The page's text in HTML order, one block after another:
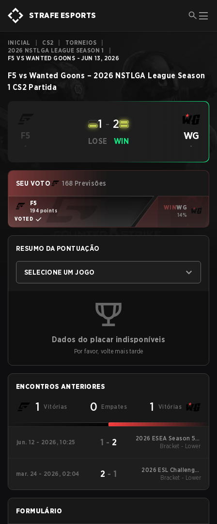
STRAFE ESPORTS
INICIAL CS2 TORNEIOS
2026 NSTLGA LEAGUE SEASON 1
F5 VS WANTED GOONS - JUN 13, 2026
F5 vs Wanted Goons – 2026 NSTLGA League Season
1 CS2 Partida
F5
-
LOSE
1 - 2
WIN WG
-
SEU VOTO 168 Previsões
F5
194 points
VOTED
WINWG
14%
RESUMO DA PONTUAÇÃO
SELECIONE UM JOGO
Dados do placar indisponíveis
Por favor, volte mais tarde
ENCONTROS ANTERIORES
1 Vitórias 0 Empates 1 Vitórias
jun. 12 - 2026, 10:25 1 - 2
2026 ESEA Season 57:
Advanced Division -
Bracket - Lower
mar. 24 - 2026, 02:04 2 - 1
2026 ESL Challenger
League Season 51:
Bracket - Lower
FORMULÁRIO